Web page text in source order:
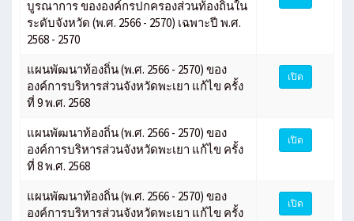
บูรณาการ ขององค์กรปกครองส่วนท้องถิ่นใน
ระดับจังหวัด (พ.ศ. 2566 - 2570) เฉพาะปี พ.ศ.
2568 - 2570
แผนพัฒนาท้องถิ่น (พ.ศ. 2566 - 2570) ของ
องค์การบริหารส่วนจังหวัดพะเยา แก้ไข ครั้ง
ที่ 9 พ.ศ. 2568
เปิด
แผนพัฒนาท้องถิ่น (พ.ศ. 2566 - 2570) ของ
องค์การบริหารส่วนจังหวัดพะเยา แก้ไข ครั้ง
ที่ 8 พ.ศ. 2568
เปิด
แผนพัฒนาท้องถิ่น (พ.ศ. 2566 - 2570) ของ
องค์การบริหารส่วนจังหวัดพะเยา แก้ไข ครั้ง
เปิด